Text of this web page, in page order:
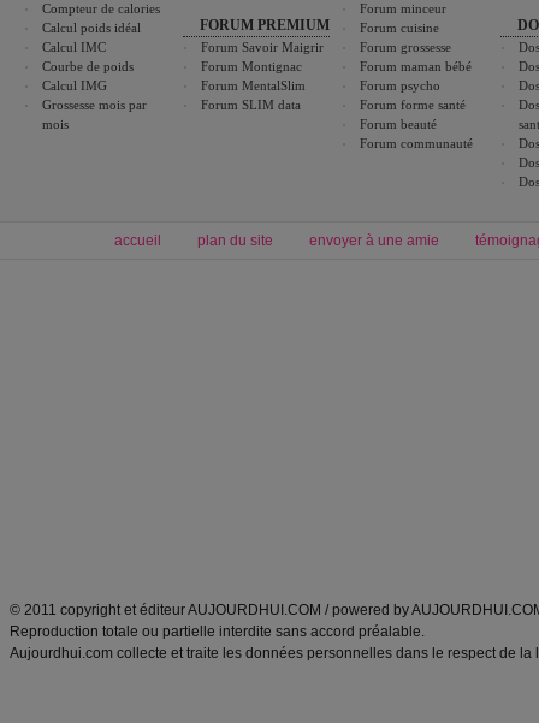
Compteur de calories
Calcul poids idéal
Calcul IMC
Courbe de poids
Calcul IMG
Grossesse mois par
mois
FORUM PREMIUM
Forum Savoir Maigrir
Forum Montignac
Forum MentalSlim
Forum SLIM data
Forum minceur
Forum cuisine
Forum grossesse
Forum maman bébé
Forum psycho
Forum forme santé
Forum beauté
Forum communauté
accueil plan du site envoyer à une amie
© 2011 copyright et éditeur AUJOURDHUI.COM / powered by
Reproduction totale ou partielle interdite sans accord préalable.
Aujourdhui.com collecte et traite les données personnelles dans le respect de